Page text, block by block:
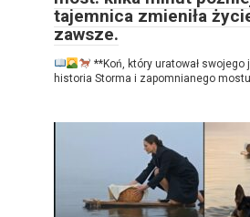
tajemnica zmieniła
zawsze.
**Koń, który uratował swojego
historia Storma i zapomnianego